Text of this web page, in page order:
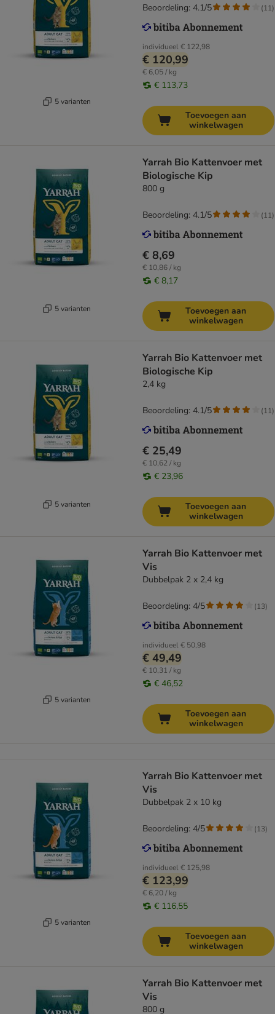
5 varianten
individueel€ 122,98
€ 120,99
€ 6,05 / kg
€ 113,73
Beoordeling: 4.1/5 (11)
Toevoegen aan
winkelwagen
5 varianten
Yarrah Bio Kattenvoer met
Biologische Kip
800 g
€ 8,69
€ 10,86 / kg
€ 8,17
Beoordeling: 4.1/5 (11)
Toevoegen aan
winkelwagen
5 varianten
Yarrah Bio Kattenvoer met
Biologische Kip
2,4 kg
€ 25,49
€ 10,62 / kg
€ 23,96
Beoordeling: 4.1/5 (11)
Toevoegen aan
winkelwagen
5 varianten
Yarrah Bio Kattenvoer met
Vis
Dubbelpak 2 x 2,4 kg
individueel€ 50,98
€ 49,49
€ 10,31 / kg
€ 46,52
Beoordeling: 4/5 (13)
Toevoegen aan
winkelwagen
5 varianten
Yarrah Bio Kattenvoer met
Vis
Dubbelpak 2 x 10 kg
individueel€ 125,98
€ 123,99
€ 6,20 / kg
€ 116,55
Beoordeling: 4/5 (13)
Toevoegen aan
winkelwagen
Yarrah Bio Kattenvoer met
Vis
800 g